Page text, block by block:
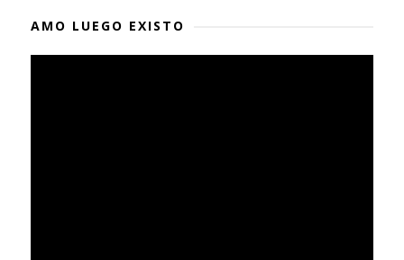
AMO LUEGO EXISTO